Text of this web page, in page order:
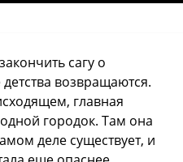
сагу о
возвращаются.
главная
городок. Там она
деле существует, и